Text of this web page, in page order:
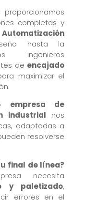
completas y
hasta la
ingenieros
de encajado
maximizar el
empresa de
industrial nos
adaptadas a
resolverse
final de línea?
necesita
y paletizado,
errores en el